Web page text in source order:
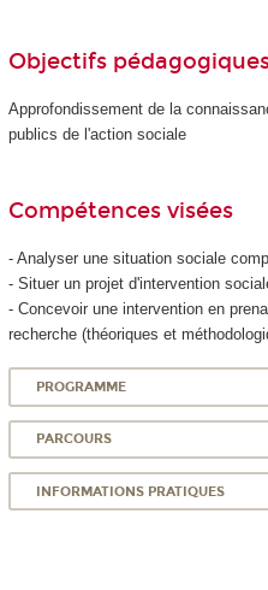
Objectifs
Approfondissement de la
publics de l'action sociale
Compétences visées
- Analyser une situation sociale
- Situer un projet d'intervention
- Concevoir une intervention en
recherche (théoriques et
PROGRAMME
PARCOURS
INFORMATIONS PRATIQUES